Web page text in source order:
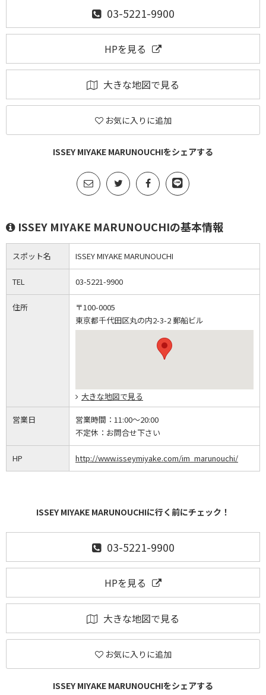
03-5221-9900
HPを見る
大きな地図で見る
お気に入りに追加
ISSEY MIYAKE MARUNOUCHIをシェアする
ISSEY MIYAKE MARUNOUCHIの基本情報
スポット名 ISSEY MIYAKE MARUNOUCHI
TEL 03-5221-9900
住所
〒100-0005
東京都千代田区丸の内2-3-2 郵船ビル
大きな地図で見る
営業日 営業時間： 11:00～20:00
不定休： お問合せ下さい
HP http://www.isseymiyake.com/im_marunouchi/
ISSEY MIYAKE MARUNOUCHIに行く前にチェック！
03-5221-9900
HPを見る
大きな地図で見る
お気に入りに追加
ISSEY MIYAKE MARUNOUCHIをシェアする